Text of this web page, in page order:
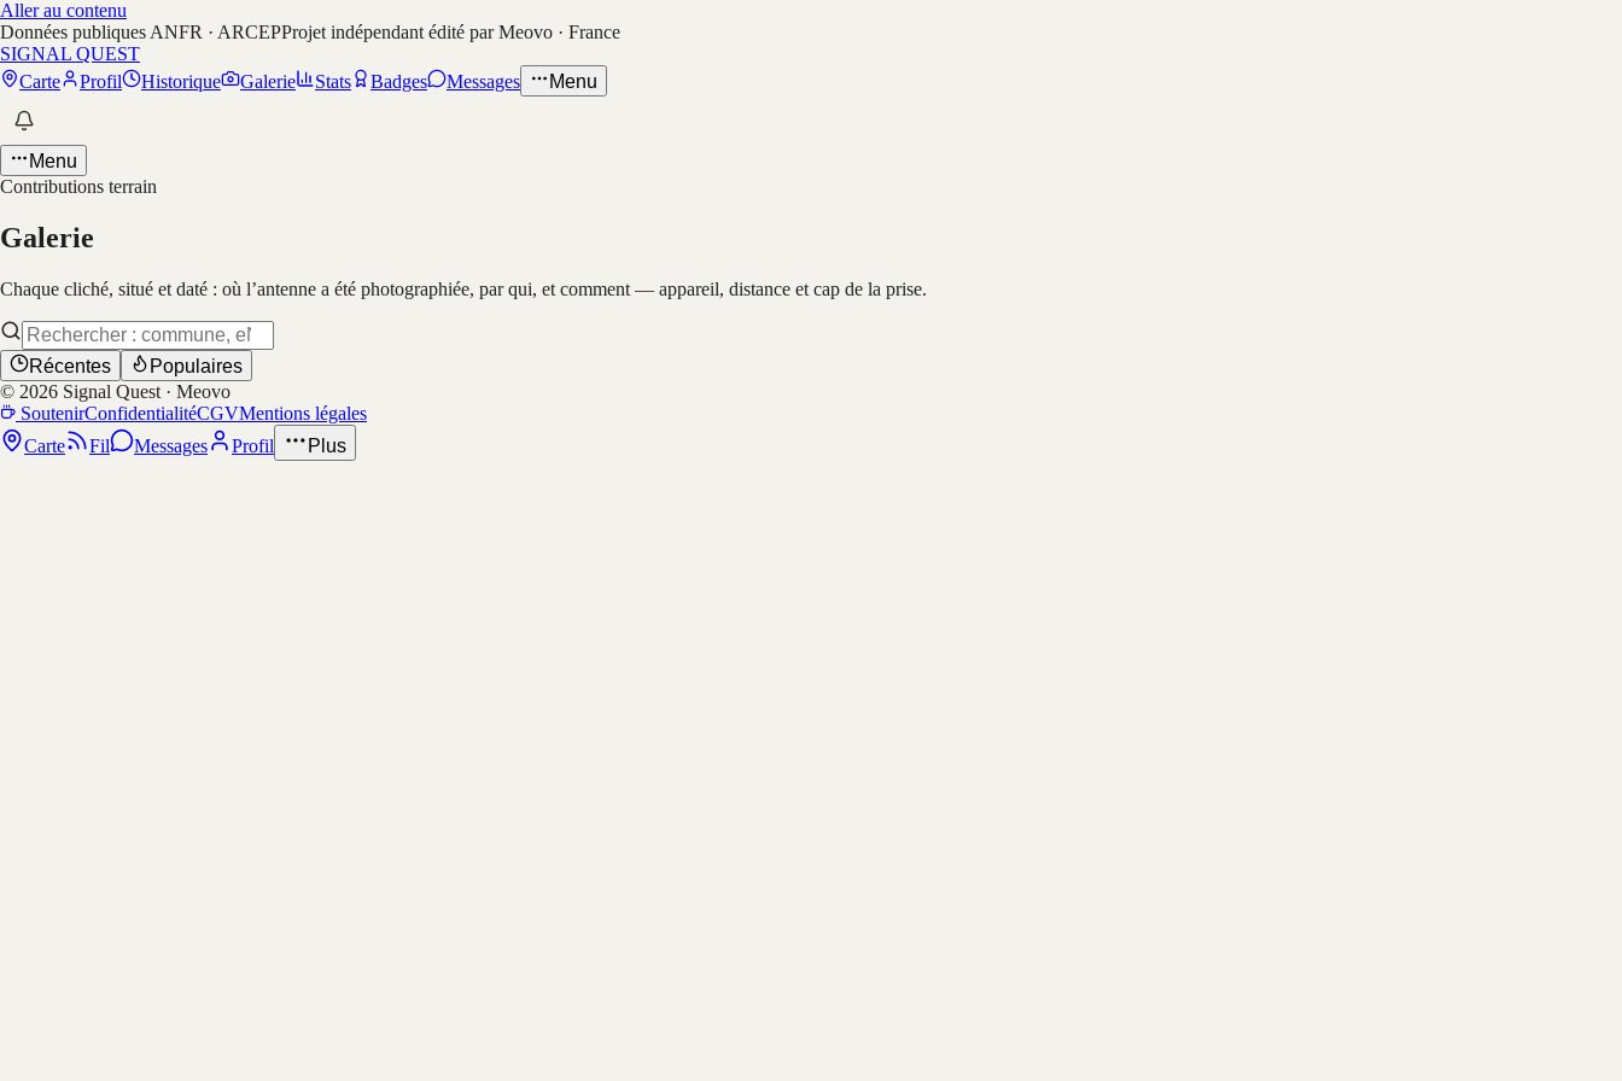
Aller au contenu
Données publiques ANFR · ARCEPProjet indépendant édité par Meovo · France
SIGNAL QUEST
Carte
Profil Historique Galerie Stats Badges Messages Menu
Menu
Contributions terrain
Galerie
Chaque cliché, situé et daté : où l’antenne a été photographiée, par qui, et comment — appareil, distance et cap de la prise.
Récentes
Populaires
© 2026 Signal Quest · Meovo
SoutenirConfidentialitéCGVMentions légales
Carte
Fil Messages Profil Plus